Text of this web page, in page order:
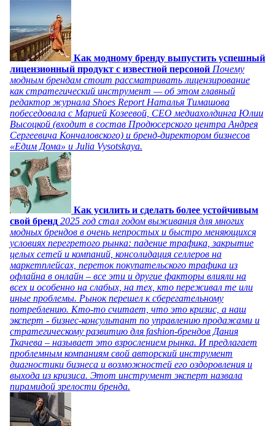
Как модному бренду выпустить успешный
лицензионный продукт с известной персоной Почему
модным брендам стоит рассматривать лицензирование
как стратегический инструмент — об этом главный
редактор журнала Shoes Report Наталья Тимашова
побеседовала с Марией Козеевой, СЕО медиахолдинга Юлии
Высоцкой (входит в состав Продюсерского центра Андрея
Сергеевича Кончаловского) и бренд-директором бизнесов
«Едим Дома» и Julia Vysotskaya.
Как усилить и сделать более устойчивым
свой бренд 2025 год стал годом выживания для многих
модных брендов в очень непростых и быстро меняющихся
условиях перегретого рынка: падение трафика, закрытие
целых сетей и компаний, консолидация селлеров на
маркетплейсах, переток покупательского трафика из
офлайна в онлайн – все эти и другие факторы влияли на
всех и особенно на слабых, на тех, кто переживал те или
иные проблемы. Рынок перешел к сберегательному
потреблению. Кто-то считает, что это кризис, а наш
эксперт - бизнес-консультант по управлению продажами и
стратегическому развитию для fashion-брендов Дания
Ткачева – называет это взрослением рынка. И предлагает
проблемным компаниям свой авторский инструмент
диагностики бизнеса и возможностей его оздоровления и
выхода из кризиса. Этот инструмент эксперт назвала
пирамидой зрелости бренда.